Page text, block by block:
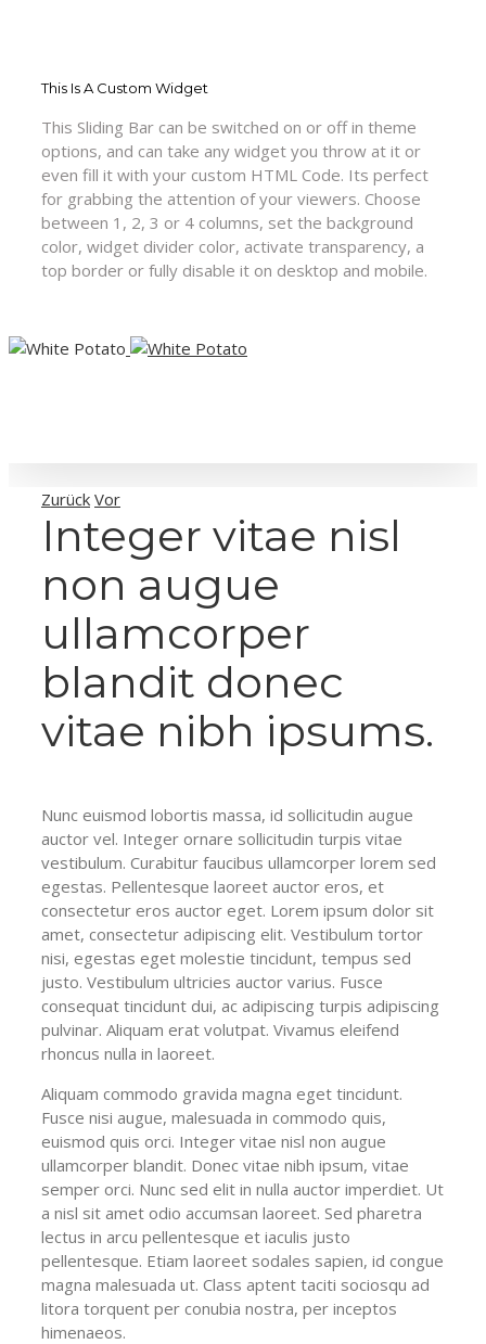
This Is A Custom Widget
This Sliding Bar can be switched on or off in theme
options, and can take any widget you throw at it or
even fill it with your custom HTML Code. Its perfect
for grabbing the attention of your viewers. Choose
between 1, 2, 3 or 4 columns, set the background
color, widget divider color, activate transparency, a
top border or fully disable it on desktop and mobile.
Zurück Vor
Integer vitae nisl
non augue
ullamcorper
blandit donec
vitae nibh ipsums.
Nunc euismod lobortis massa, id sollicitudin augue
auctor vel. Integer ornare sollicitudin turpis vitae
vestibulum. Curabitur faucibus ullamcorper lorem sed
egestas. Pellentesque laoreet auctor eros, et
consectetur eros auctor eget. Lorem ipsum dolor sit
amet, consectetur adipiscing elit. Vestibulum tortor
nisi, egestas eget molestie tincidunt, tempus sed
justo. Vestibulum ultricies auctor varius. Fusce
consequat tincidunt dui, ac adipiscing turpis adipiscing
pulvinar. Aliquam erat volutpat. Vivamus eleifend
rhoncus nulla in laoreet.
Aliquam commodo gravida magna eget tincidunt.
Fusce nisi augue, malesuada in commodo quis,
euismod quis orci. Integer vitae nisl non augue
ullamcorper blandit. Donec vitae nibh ipsum, vitae
semper orci. Nunc sed elit in nulla auctor imperdiet. Ut
a nisl sit amet odio accumsan laoreet. Sed pharetra
lectus in arcu pellentesque et iaculis justo
pellentesque. Etiam laoreet sodales sapien, id congue
magna malesuada ut. Class aptent taciti sociosqu ad
litora torquent per conubia nostra, per inceptos
himenaeos.